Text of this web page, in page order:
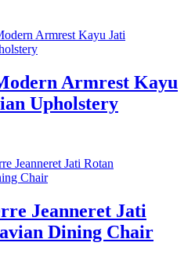
Armrest Kayu
Upholstery
Jeanneret Jati
Dining Chair